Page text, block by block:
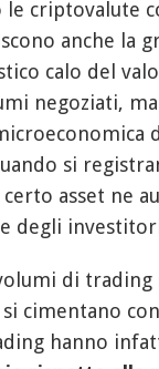
le criptovalute
anche la
calo del
negoziati,
si
asset ne
degli
di trading
cimentano
hanno